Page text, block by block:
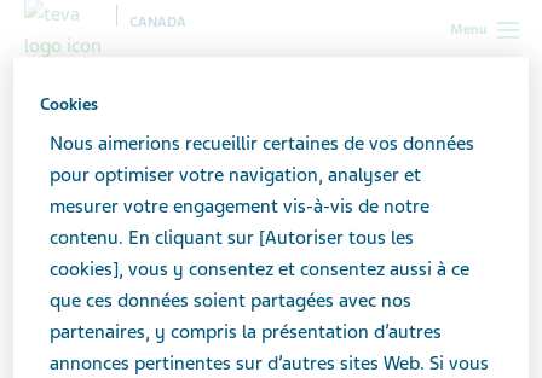
Menu
CANADA
Canada
Ce que je veux que mes
proches comprennent au
sujet de la migraine
Cookies
Nous aimerions recueillir certaines de vos données
pour optimiser votre navigation, analyser et
mesurer votre engagement vis-à-vis de notre
contenu. En cliquant sur [Autoriser tous les
cookies], vous y consentez et consentez aussi à ce
que ces données soient partagées avec nos
partenaires, y compris la présentation d’autres
annonces pertinentes sur d’autres sites Web. Si vous